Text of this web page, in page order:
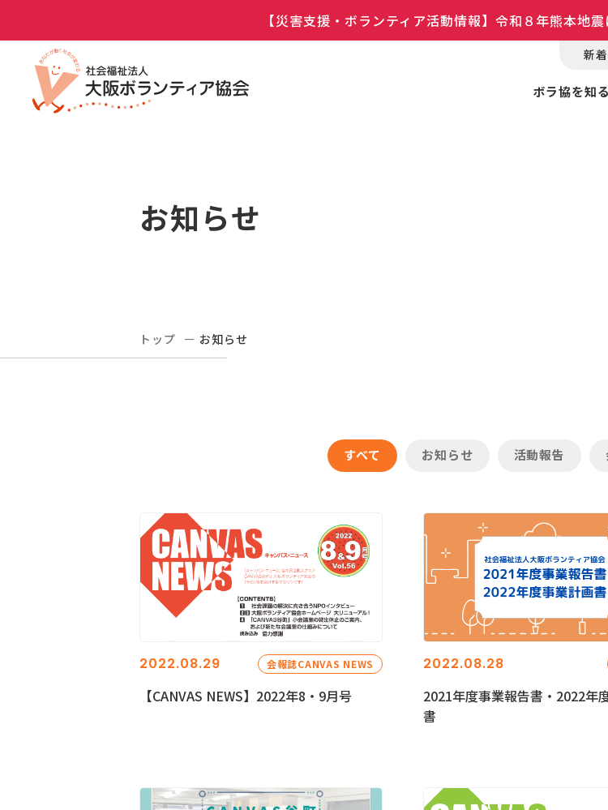
【災害支援・ボランティア活動情報】令和８年熊本地
新
ボラ協を知る
お知らせ
トップ お知らせ
すべて お知らせ 活動報告
2022.08.29 会報誌CANVAS NEWS
【CANVAS NEWS】2022年8・9月号
2022.08.28
2021年度事業報告書・2022年
書